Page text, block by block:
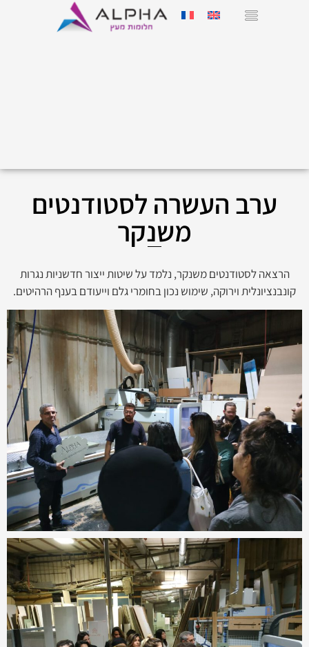
ערב העשרה לסטודנטים
משנקר
הרצאה לסטודנטים משנקר, נלמד על שיטות ייצור חדשניות נגרות
קונבנציונלית וירוקה, שימוש נכון בחומרי גלם וייעודם בענף הרהיטים.